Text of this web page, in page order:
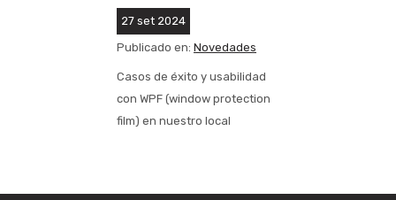
27 set 2024
Publicado en: Novedades
Casos de éxito y usabilidad
con WPF (window protection
film) en nuestro local